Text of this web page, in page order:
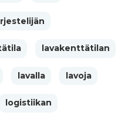
lavakenttätilan
lavalla lavoja
logistiikan